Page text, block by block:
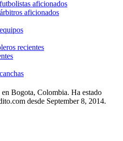
aficionados
aficionados
recientes
Bogota, Colombia. Ha estado
desde September 8, 2014.